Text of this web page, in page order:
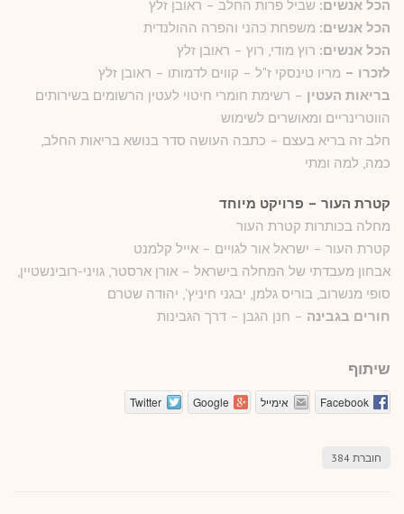
הכל אנשים: שביל פרות החלב – ראובן זלץ
הכל אנשים: משפחת כהני והפרה ההולנדית
הכל אנשים: רוץ מודי, רוץ – ראובן זלץ
לזכרו – מריו טינסקי ז"ל – קווים לדמותו – ראובן זלץ
בריאות העטין – רשימת חומרי חיטוי לעטין הרשומים בשירותים
הווטרינריים ומאושרים לשימוש
חלב זה בריא בעצם – כתבה העושה סדר בנושא בריאות החלב,
כמה, למה ומתי
קטרת העור – פרויקט מיוחד
מחלה בכותרות קטרת העור
קטרת העור – ישראל אור לגויים – אייל קלמנט
אבחון מעבדתי של המחלה בישראל – אורן ארסטר, גויני-רובינשטיין,
סופי מנשרוב, בוריס גלמן, יבגני חיניץ', יהודה שטרם
חורים בגבינה – חנן הגבן – דרך הגבינות
שיתוף
Facebook אימייל Google
Twitter
חוברת 384